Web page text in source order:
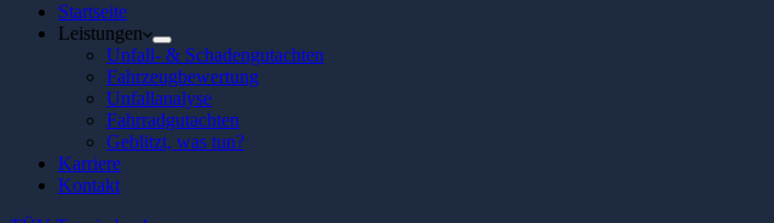
Startseite
Leistungen
Unfall- & Schadengutachten
Fahrzeugbewertung
Unfallanalyse
Fahrradgutachten
Geblitzt, was tun?
Karriere
Kontakt